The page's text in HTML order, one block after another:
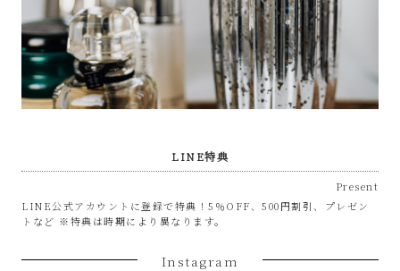
LINE特典
Present
LINE公式アカウントに登録で特典！5％OFF、500円割引、プレゼン
トなど ※特典は時期により異なります。
Instagram